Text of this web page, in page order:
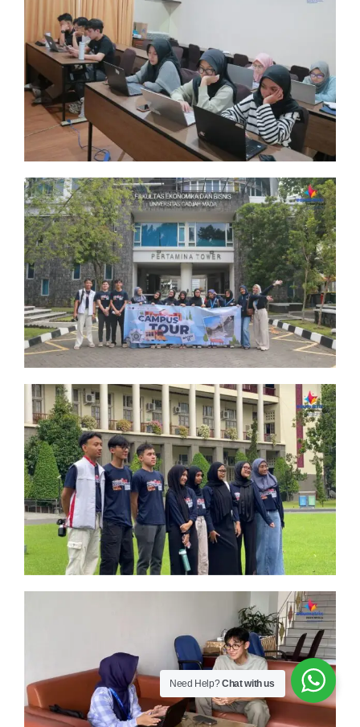
Need Help?Chat with us